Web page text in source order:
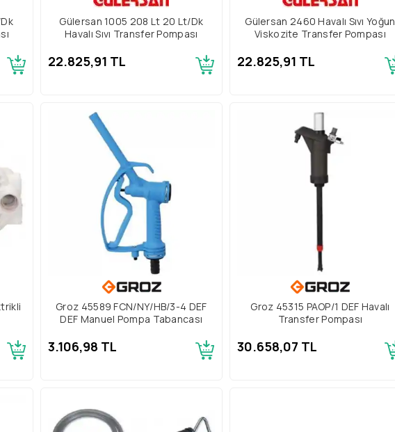
Gülersan 1005 208 Lt 20 Lt/Dk
Havalı Sıvı Transfer Pompası
22.825,91 TL
Gülersan 2460 Havalı Sıvı Yoğun
Viskozite Transfer Pompası
22.825,91 TL
Groz 45589 FCN/NY/HB/3-4 DEF
DEF Manuel Pompa Tabancası
3.106,98 TL
Groz 45315 PAOP/1 DEF Havalı
Transfer Pompası
30.658,07 TL